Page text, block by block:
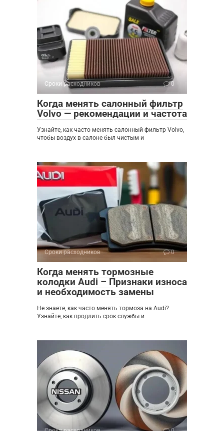
Сроки расходников 0
Когда менять салонный фильтр
Volvo — рекомендации и частота
Узнайте, как часто менять салонный фильтр Volvo,
чтобы воздух в салоне был чистым и
Сроки расходников 0
Когда менять тормозные
колодки Audi – Признаки износа
и необходимость замены
Не знаете, как часто менять тормоза на Audi?
Узнайте, как продлить срок службы и